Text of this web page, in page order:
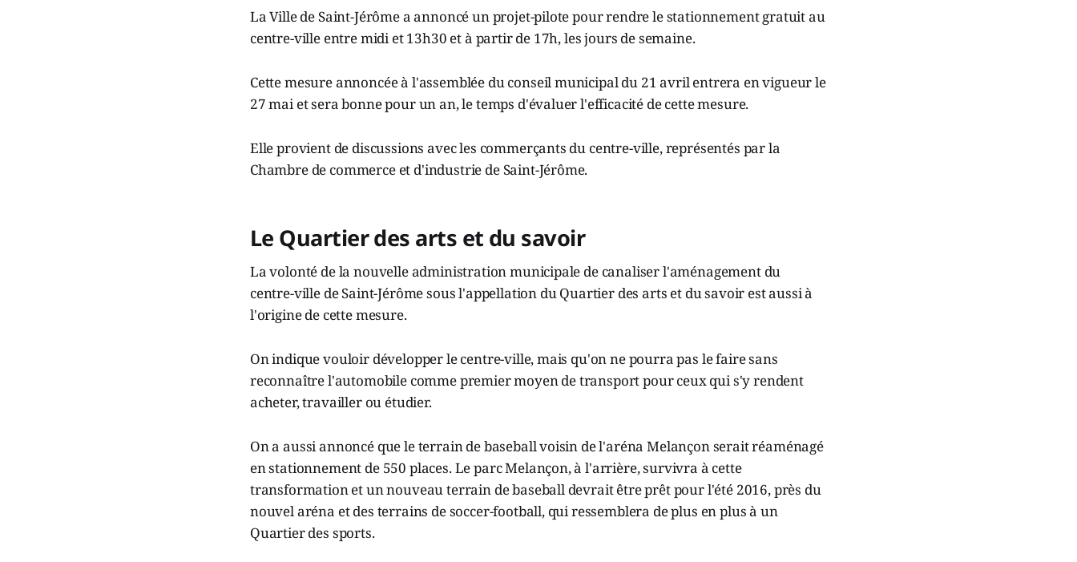
La Ville de Saint-Jérôme a annoncé un projet-pilote pour rendre le stationnement gratuit au
centre-ville entre midi et 13h30 et à partir de 17h, les jours de semaine.
Cette mesure annoncée à l'assemblée du conseil municipal du 21 avril entrera en vigueur le
27 mai et sera bonne pour un an, le temps d'évaluer l'efficacité de cette mesure.
Elle provient de discussions avec les commerçants du centre-ville, représentés par la
Chambre de commerce et d'industrie de Saint-Jérôme.
Le Quartier des arts et du savoir
La volonté de la nouvelle administration municipale de canaliser l'aménagement du
centre-ville de Saint-Jérôme sous l'appellation du Quartier des arts et du savoir est aussi à
l'origine de cette mesure.
On indique vouloir développer le centre-ville, mais qu'on ne pourra pas le faire sans
reconnaître l'automobile comme premier moyen de transport pour ceux qui s'y rendent
acheter, travailler ou étudier.
On a aussi annoncé que le terrain de baseball voisin de l'aréna Melançon serait réaménagé
en stationnement de 550 places. Le parc Melançon, à l'arrière, survivra à cette
transformation et un nouveau terrain de baseball devrait être prêt pour l'été 2016, près du
nouvel aréna et des terrains de soccer-football, qui ressemblera de plus en plus à un
Quartier des sports.